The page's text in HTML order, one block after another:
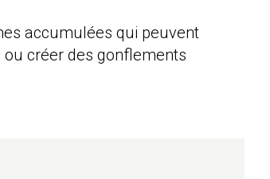
accumulées qui peuvent
créer des gonflements